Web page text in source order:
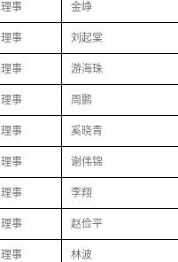
理事 金峥
理事 刘起棠
理事 游海珠
理事 周鹏
理事 奚晓青
理事 谢伟锦
理事 李翔
理事 赵俭平
理事 林波